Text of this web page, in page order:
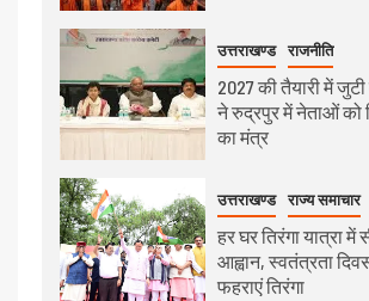
उत्तराखण्ड राजनीति
2027 की तैयारी में
ने रुद्रपुर में नेताओं को
का मंत्र
उत्तराखण्ड राज्य समाचार
हर घर तिरंगा यात्रा में
आह्वान, स्वतंत्रता
फहराएं तिरंगा